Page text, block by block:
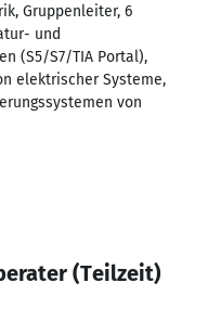
Gruppenleiter, 6
und
(S5/S7/TIA Portal),
elektrischer Systeme,
von
(Teilzeit)